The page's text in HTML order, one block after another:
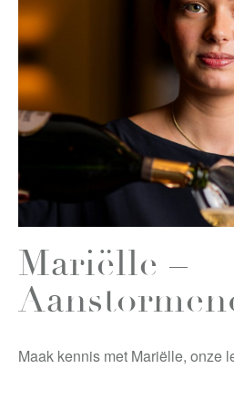
Mariëlle –
Maak kennis met Mariëlle, onze